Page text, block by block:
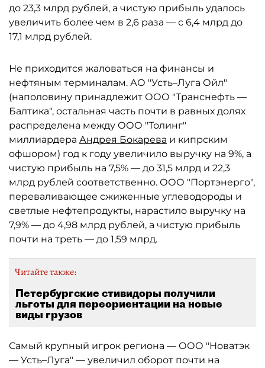
до 23,3 млрд рублей, а чистую прибыль удалось
увеличить более чем в 2,6 раза — с 6,4 млрд до
17,1 млрд рублей.
Не приходится жаловаться на финансы и
нефтяным терминалам. АО "Усть–Луга Ойл"
(наполовину принадлежит ООО "Транснефть —
Балтика", остальная часть почти в равных долях
распределена между ООО "Толинг"
миллиардера Андрея Бокарева и кипрским
офшором) год к году увеличило выручку на 9%, а
чистую прибыль на 7,5% — до 31,5 млрд и 22,3
млрд рублей соответственно. ООО "Портэнерго",
переваливающее сжиженные углеводороды и
светлые нефтепродукты, нарастило выручку на
7,9% — до 4,98 млрд рублей, а чистую прибыль
почти на треть — до 1,59 млрд.
Читайте также:
Петербургские стивидоры получили
льготы для переориентации на новые
виды грузов
Самый крупный игрок региона — ООО "Новатэк
— Усть–Луга" — увеличил оборот почти на